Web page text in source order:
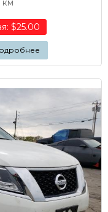
км
$25.00